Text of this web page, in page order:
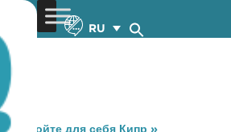
RU
»Откройте для себя Кипр »